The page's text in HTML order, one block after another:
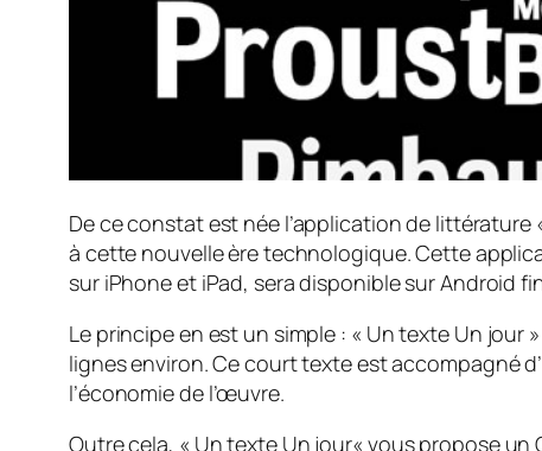
De ce constat est née l’application de littérature
à cette nouvelle ère technologique. Cette
sur iPhone et iPad, sera disponible sur Android
Le principe en est un simple : « Un texte Un jour
lignes environ. Ce court texte est accompagné
l’économie de l’œuvre.
Outre cela, « Un texte Un jour« vous propose un